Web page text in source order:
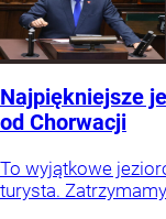
Najpiękniejsze
od Chorwacji
To wyjątkowe
turysta.